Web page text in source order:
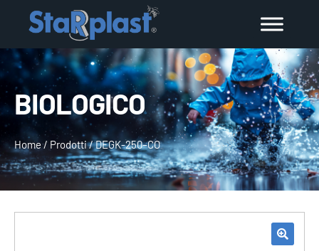
BIOLOGICO
Home/ Prodotti/DEGK-250–CO